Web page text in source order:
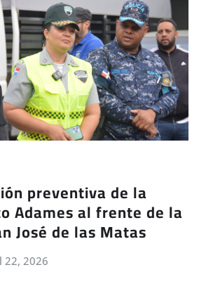
preventiva de la
Adames al frente de la
José de las Matas
22, 2026